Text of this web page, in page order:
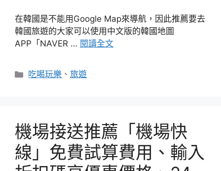
在韓國是不能用Google Map來導航，因此推薦要去
韓國旅遊的大家可以使用中文版的韓國地圖
APP「NAVER … 閱讀全文
分
吃喝玩樂 、旅遊
機場接送推薦「機場快
線」免費試算費用、輸入